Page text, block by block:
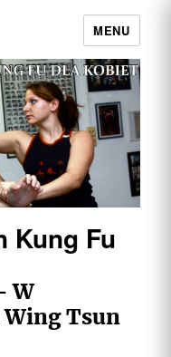
|
w Polsce
MENU
Kung Fu
W
Tsun